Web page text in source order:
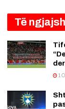
Të
1